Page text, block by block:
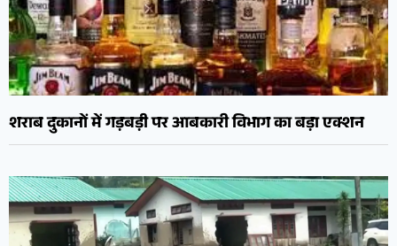
शराब दुकानों में गड़बड़ी पर आबकारी विभाग का बड़ा एक्शन